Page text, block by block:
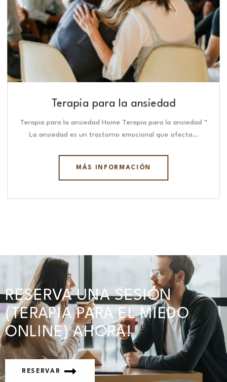
Terapia para la ansiedad
Terapia para la ansiedad Home Terapia para la ansiedad “
La ansiedad es un trastorno emocional que afecta…
MÁS INFORMACIÓN
RESERVA UNA SESIÓN
(TERAPIA PARA EL MIEDO
ONLINE) AHORA!
RESERVAR